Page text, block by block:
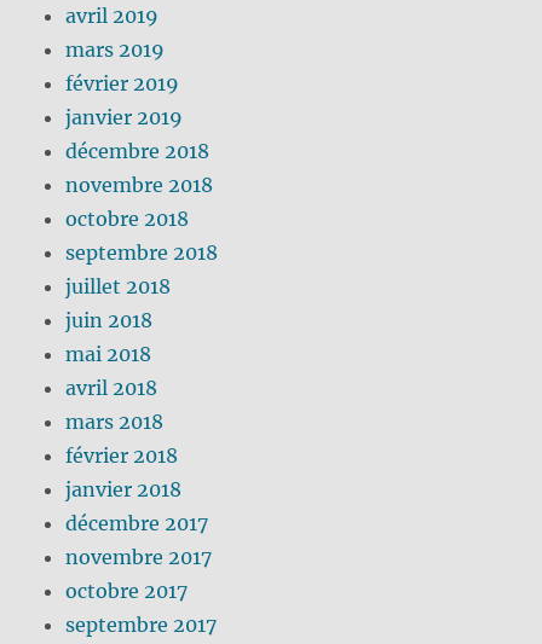
avril 2019
mars 2019
février 2019
janvier 2019
décembre 2018
novembre 2018
octobre 2018
septembre 2018
juillet 2018
juin 2018
mai 2018
avril 2018
mars 2018
février 2018
janvier 2018
décembre 2017
novembre 2017
octobre 2017
septembre 2017